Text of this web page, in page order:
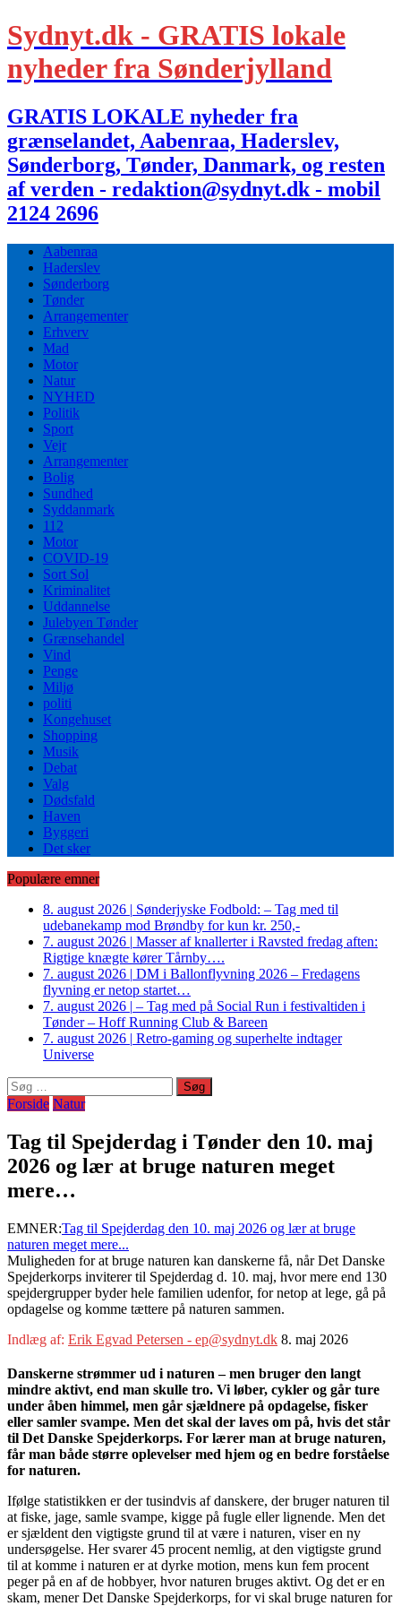
Sydnyt.dk - GRATIS lokale
nyheder fra Sønderjylland
GRATIS LOKALE nyheder fra
grænselandet, Aabenraa, Haderslev,
Sønderborg, Tønder, Danmark, og resten
af verden - redaktion@sydnyt.dk - mobil
2124 2696
Aabenraa
Haderslev
Sønderborg
Tønder
Arrangementer
Erhverv
Mad
Motor
Natur
NYHED
Politik
Sport
Vejr
Arrangementer
Bolig
Sundhed
Syddanmark
112
Motor
COVID-19
Sort Sol
Kriminalitet
Uddannelse
Julebyen Tønder
Grænsehandel
Vind
Penge
Miljø
politi
Kongehuset
Shopping
Musik
Debat
Valg
Dødsfald
Haven
Byggeri
Det sker
Populære emner
8. august 2026 | Sønderjyske Fodbold: – Tag med til
udebanekamp mod Brøndby for kun kr. 250,-
7. august 2026 | Masser af knallerter i Ravsted fredag aften:
Rigtige knægte kører Tårnby….
7. august 2026 | DM i Ballonflyvning 2026 – Fredagens
flyvning er netop startet…
7. august 2026 | – Tag med på Social Run i festivaltiden i
Tønder – Hoff Running Club & Bareen
7. august 2026 | Retro-gaming og superhelte indtager
Universe
Søg
efter:
Forside Natur
Tag til Spejderdag i Tønder den 10. maj
2026 og lær at bruge naturen meget
mere…
EMNER:Tag til Spejderdag den 10. maj 2026 og lær at bruge
naturen meget mere...
Muligheden for at bruge naturen kan danskerne få, når Det Danske
Spejderkorps inviterer til Spejderdag d. 10. maj, hvor mere end 130
spejdergrupper byder hele familien udenfor, for netop at lege, gå på
opdagelse og komme tættere på naturen sammen.
Indlæg af: Erik Egvad Petersen - ep@sydnyt.dk 8. maj 2026
Danskerne strømmer ud i naturen – men bruger den langt
mindre aktivt, end man skulle tro. Vi løber, cykler og går ture
under åben himmel, men går sjældnere på opdagelse, fisker
eller samler svampe. Men det skal der laves om på, hvis det står
til Det Danske Spejderkorps. For lærer man at bruge naturen,
får man både større oplevelser med hjem og en bedre forståelse
for naturen.
Ifølge statistikken er der tusindvis af danskere, der bruger naturen til
at fiske, jage, samle svampe, kigge på fugle eller lignende. Men det
er sjældent den vigtigste grund til at være i naturen, viser en ny
undersøgelse. Her svarer 45 procent nemlig, at den vigtigste grund
til at komme i naturen er at dyrke motion, mens kun fem procent
peger på en af de hobbyer, hvor naturen bruges aktivt. Og det er en
skam, mener Det Danske Spejderkorps, for vi skal bruge naturen for